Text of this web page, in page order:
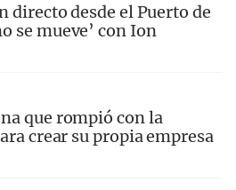
directo desde el Puerto de
se mueve’ con Ion
que rompió con la
crear su propia empresa